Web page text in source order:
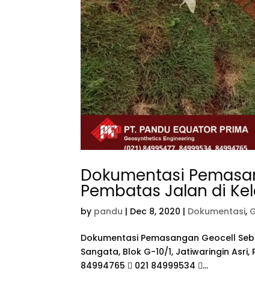
Dokumentasi
Pembatas Jalan di
by pandu | Dec 8, 2020 | Dokumentasi,
Dokumentasi Pemasangan Geocell
Sangata, Blok G-10/1, Jatiwaringin Asri,
84994765  021 84999534 ...